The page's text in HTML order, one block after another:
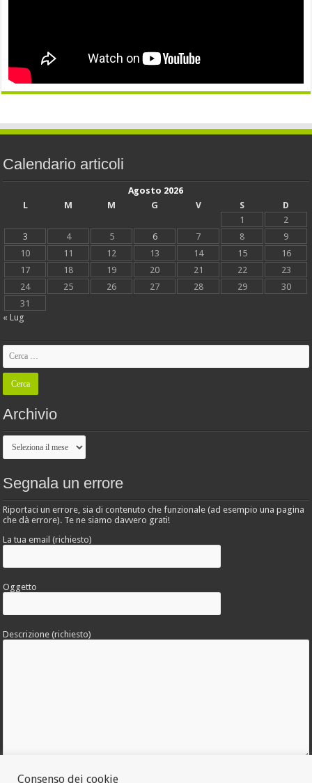
Calendario articoli
Agosto 2026
L
M M G V S
D
1
2
3
4 5 6 7 8
9
10
11 12 13 14 15
16
17
18 19 20 21 22
23
24
25 26 27 28 29
30
31
« Lug
Archivio
Archivio
Segnala un errore
Riportaci un errore, sia di contenuto che funzionale (ad esempio una pagina
che dà errore). Te ne siamo davvero grati!
La tua email (richiesto)
Oggetto
Descrizione (richiesto)
Allega una foto dell'errore
Consenso dei cookie